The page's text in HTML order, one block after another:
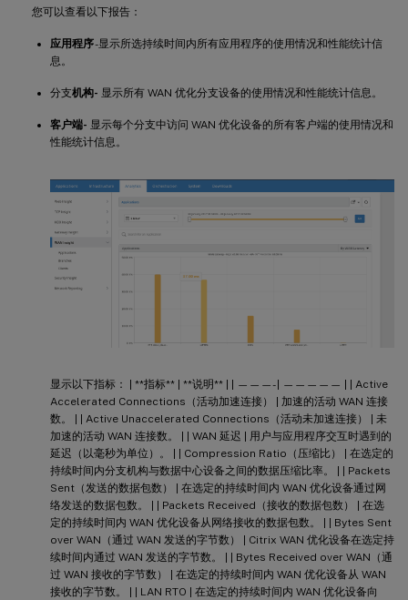
您可以查看以下报告：
应用程序-显示所选持续时间内所有应用程序的使用情况和性能统计信
息。
分支机构- 显示所有 WAN 优化分支设备的使用情况和性能统计信息。
客户端- 显示每个分支中访问 WAN 优化设备的所有客户端的使用情况和
性能统计信息。
显示以下指标： | **指标** | **说明** | | ———- | ————— | | Active
Accelerated Connections（活动加速连接） | 加速的活动 WAN 连接
数。 | | Active Unaccelerated Connections（活动未加速连接） | 未
加速的活动 WAN 连接数。 | | WAN 延迟 | 用户与应用程序交互时遇到的
延迟（以毫秒为单位）。 | | Compression Ratio（压缩比） | 在选定的
持续时间内分支机构与数据中心设备之间的数据压缩比率。 | | Packets
Sent（发送的数据包数） | 在选定的持续时间内 WAN 优化设备通过网
络发送的数据包数。 | | Packets Received（接收的数据包数） | 在选
定的持续时间内 WAN 优化设备从网络接收的数据包数。 | | Bytes Sent
over WAN（通过 WAN 发送的字节数） | Citrix WAN 优化设备在选定持
续时间内通过 WAN 发送的字节数。 | | Bytes Received over WAN（通
过 WAN 接收的字节数） | 在选定的持续时间内 WAN 优化设备从 WAN
接收的字节数。 | | LAN RTO | 在选定的持续时间内 WAN 优化设备向